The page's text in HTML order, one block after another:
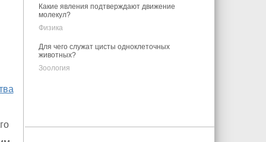
Какие явления подтверждают движение
молекул?
Физика
Для чего служат цисты одноклеточных
животных?
Зоология